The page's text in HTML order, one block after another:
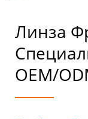
Линза
OEM/